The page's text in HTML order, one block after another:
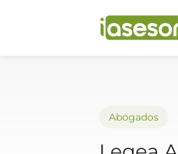
Abogados